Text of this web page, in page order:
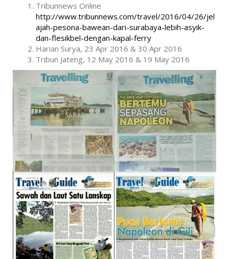
Tribunnews Online
http://www.tribunnews.com/travel/2016/04/26/jel
ajah-pesona-bawean-dari-surabaya-lebih-asyik-
dan-flesikbel-dengan-kapal-ferry
Harian Surya, 23 Apr 2016 & 30 Apr 2016
Tribun Jateng, 12 May 2016 & 19 May 2016